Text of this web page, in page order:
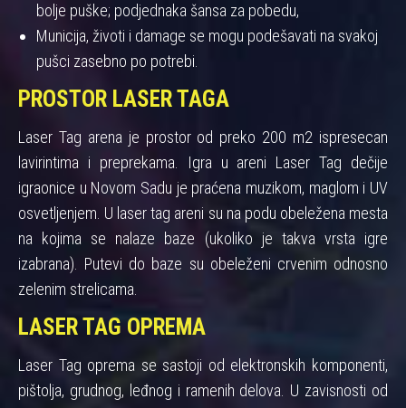
bolje puške; podjednaka šansa za pobedu,
Municija, životi i damage se mogu podešavati na svakoj
pušci zasebno po potrebi.
PROSTOR LASER TAGA
Laser Tag arena je prostor od preko 200 m2 ispresecan
lavirintima i preprekama. Igra u areni Laser Tag dečije
igraonice u Novom Sadu je praćena muzikom, maglom i UV
osvetljenjem. U laser tag areni su na podu obeležena mesta
na kojima se nalaze baze (ukoliko je takva vrsta igre
izabrana). Putevi do baze su obeleženi crvenim odnosno
zelenim strelicama.
LASER TAG OPREMA
Laser Tag oprema se sastoji od elektronskih komponenti,
pištolja, grudnog, leđnog i ramenih delova. U zavisnosti od